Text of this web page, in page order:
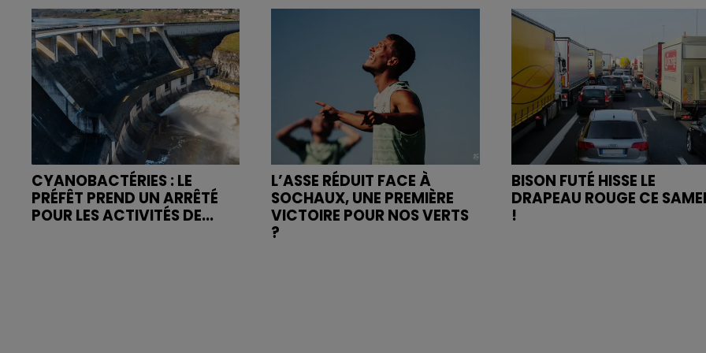
CYANOBACTÉRIES : LE
PRÉFÊT PREND UN ARRÊTÉ
POUR LES ACTIVITÉS DE...
L’ASSE RÉDUIT FACE À
SOCHAUX, UNE PREMIÈRE
VICTOIRE POUR NOS VERTS
?
BISON FUTÉ HISSE LE
DRAPEAU ROUGE CE
!